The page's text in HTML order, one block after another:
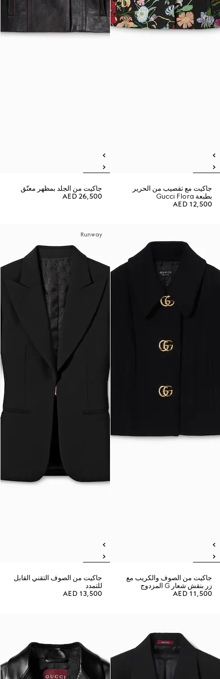
جاكيت مع تقصيب من الحرير
بطبعة Gucci Flora
AED 12,500
جاكيت من الجلد بمظهر معتّق
AED 26,500
جاكيت من الصوف والكريب مع
زر بنقش شعار G المزدوج
AED 11,500
Runway
جاكيت من الصوف التقني القابل
للتمدد
AED 13,500